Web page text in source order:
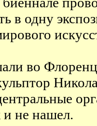
в одну
во
и не нашел.